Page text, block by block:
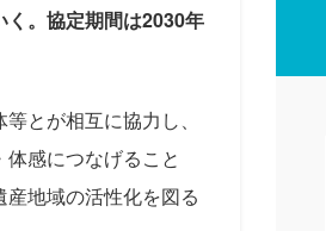
く。協定期間は2030年
とが相互に協力し、
感につなげること
地域の活性化を図る